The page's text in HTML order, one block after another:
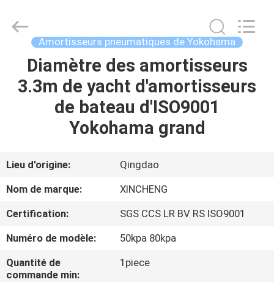
MAISON
PRODUITS
SHOW
PROPOS
DE
NOUS
Products
Amortisseurs pneumatiques de Yokohama
Diamètre des amortisseurs
3.3m de yacht d'amortisseurs
de bateau d'ISO9001
Yokohama grand
Lieu d'origine:
Qingdao
Nom de marque:
XINCHENG
Certification:
SGS CCS LR BV RS ISO9001
Numéro de modèle:
50kpa 80kpa
Quantité de
commande min:
1piece